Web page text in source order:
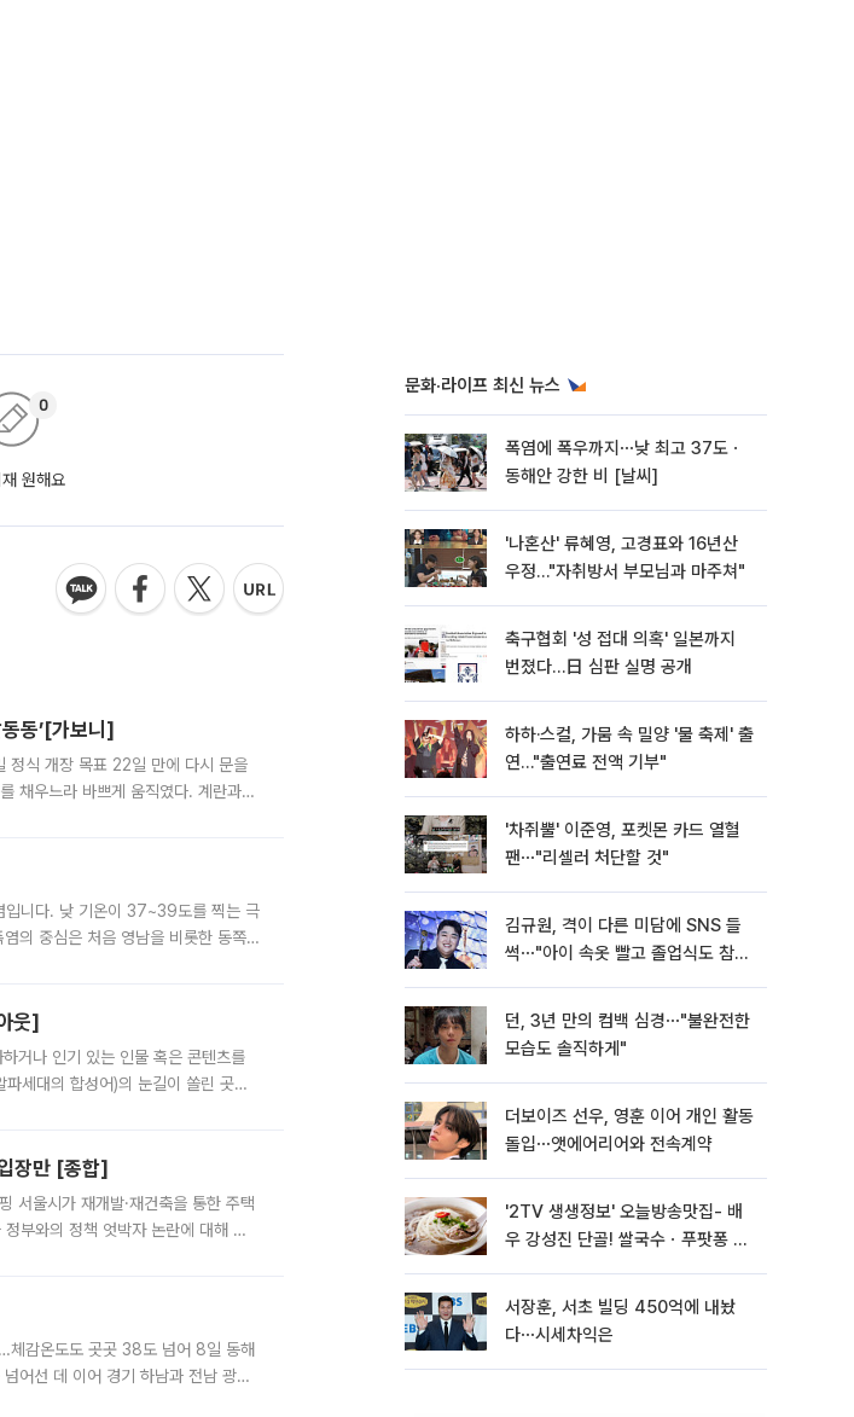
원해요
0
동’[가보니]
정식 개장 목표 22일 만에 다시 문을
채우느라 바쁘게 움직였다. 계란과
입니다. 낮 기온이 37~39도를 찍는 극
의 중심은 처음 영남을 비롯한 동쪽
웃]
거나 인기 있는 인물 혹은 콘텐츠를
세대의 합성어)의 눈길이 쏠린 곳은
장만 [종합]
서울시가 재개발·재건축을 통한 주택
부와의 정책 엇박자 논란에 대해 정
감온도도 곳곳 38도 넘어 8일 동해
어선 데 이어 경기 하남과 전남 광양
문화·라이프 최신 뉴스
폭염에 폭우까지⋯낮 최고 37도ㆍ
동해안 강한 비 [날씨]
'나혼산' 류혜영, 고경표와 16년산
우정…"자취방서 부모님과 마주쳐"
축구협회 '성 접대 의혹' 일본까지
번졌다…日 심판 실명 공개
하하·스컬, 가뭄 속 밀양 '물 축제' 출
연…"출연료 전액 기부"
'차쥐뿔' 이준영, 포켓몬 카드 열혈
팬⋯"리셀러 처단할 것"
김규원, 격이 다른 미담에 SNS 들
썩⋯"아이 속옷 빨고 졸업식도 참
던, 3년 만의 컴백 심경⋯"불완전한
모습도 솔직하게"
더보이즈 선우, 영훈 이어 개인 활동
돌입⋯앳에어리어와 전속계약
'2TV 생생정보' 오늘방송맛집- 배
우 강성진 단골! 쌀국수ㆍ푸팟퐁 커
서장훈, 서초 빌딩 450억에 내놨
다⋯시세차익은